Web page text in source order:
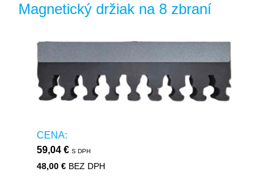
Magnetický držiak na 8 zbraní
CENA:
59,04 € S DPH
48,00 € BEZ DPH